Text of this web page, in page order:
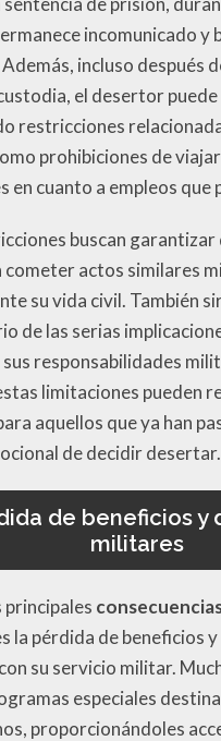
incomunicado y
incluso después
el desertor
restricciones
prohibiciones de
en cuanto a empleos que
buscan
cometer actos similares
su vida civil. También
de las serias
responsabilidades
limitaciones pueden
aquellos que ya han
de decidir desertar.
de beneficios y
militares
principales
la pérdida de beneficios
su servicio militar.
especiales
proporcionándoles